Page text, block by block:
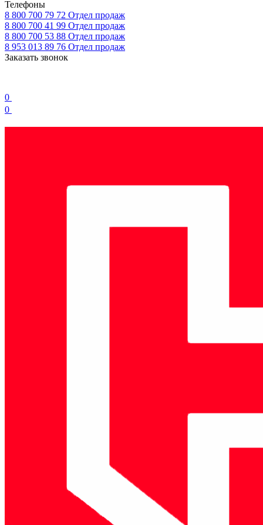
Телефоны
8 800 700 79 72 Отдел продаж
8 800 700 41 99 Отдел продаж
8 800 700 53 88 Отдел продаж
8 953 013 89 76 Отдел продаж
Заказать звонок
0
0